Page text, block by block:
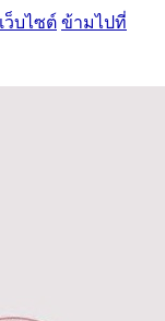
ว็บไซต์ ข้ามไปที่